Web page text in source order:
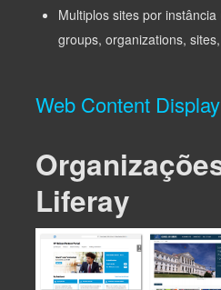
Multiplos sites por
groups, organizations,
Web Content Display
Liferay